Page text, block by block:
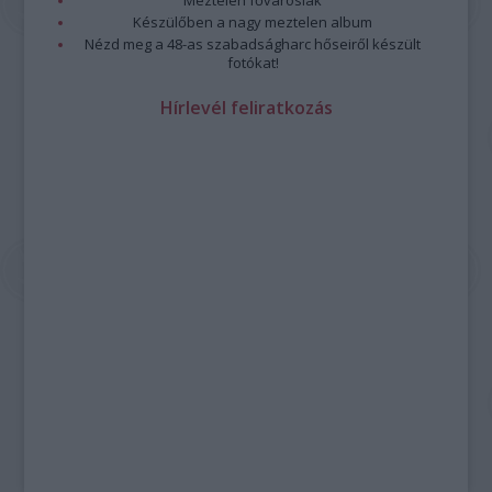
Készülőben a nagy meztelen album
Nézd meg a 48-as szabadságharc hőseiről készült
fotókat!
Hírlevél feliratkozás